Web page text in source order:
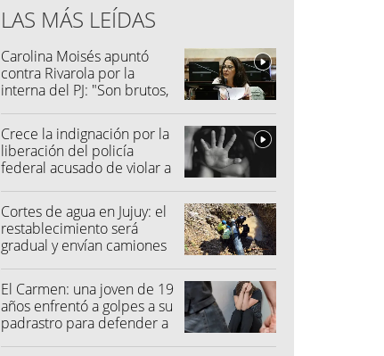
LAS MÁS LEÍDAS
Carolina Moisés apuntó
contra Rivarola por la
interna del PJ: "Son brutos,
Crece la indignación por la
liberación del policía
federal acusado de violar a
Cortes de agua en Jujuy: el
restablecimiento será
gradual y envían camiones
El Carmen: una joven de 19
años enfrentó a golpes a su
padrastro para defender a